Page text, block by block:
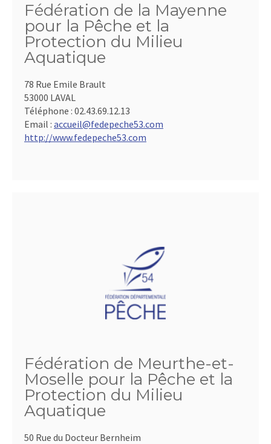
Fédération de la Mayenne
pour la Pêche et la
Protection du Milieu
Aquatique
78 Rue Emile Brault
53000 LAVAL
Téléphone : 02.43.69.12.13
Email : accueil@fedepeche53.com
http://www.fedepeche53.com
Fédération de Meurthe-et-
Moselle pour la Pêche et la
Protection du Milieu
Aquatique
50 Rue du Docteur Bernheim